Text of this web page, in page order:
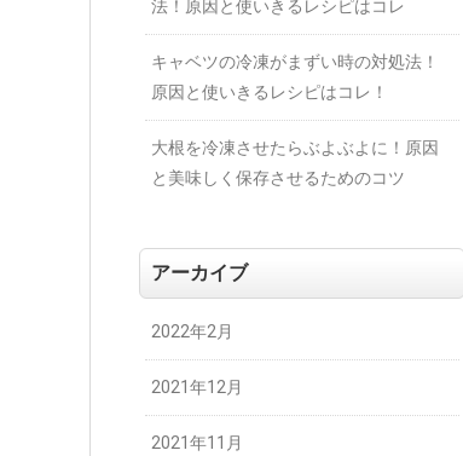
法！原因と使いきるレシピはコレ
キャベツの冷凍がまずい時の対処法！
原因と使いきるレシピはコレ！
大根を冷凍させたらぶよぶよに！原因
と美味しく保存させるためのコツ
アーカイブ
2022年2月
2021年12月
2021年11月